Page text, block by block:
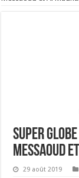
Super
Messaoud
29 août 2019